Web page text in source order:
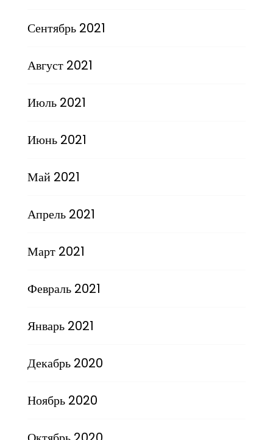
Сентябрь 2021
Август 2021
Июль 2021
Июнь 2021
Май 2021
Апрель 2021
Март 2021
Февраль 2021
Январь 2021
Декабрь 2020
Ноябрь 2020